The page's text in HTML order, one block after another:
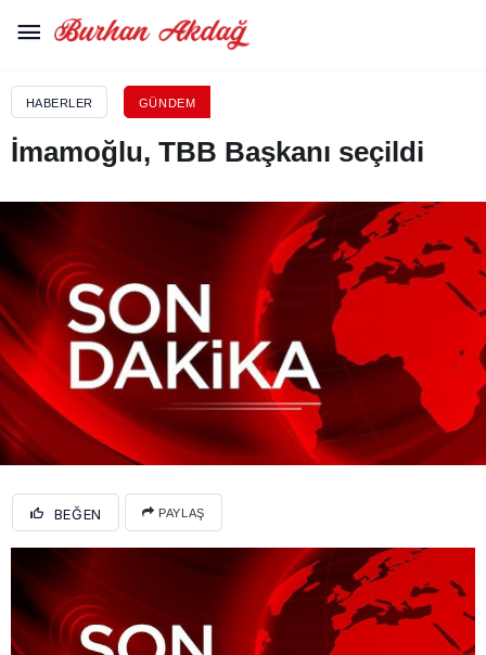
HABERLER GÜNDEM
İmamoğlu, TBB Başkanı seçildi
BEĞEN PAYLAŞ